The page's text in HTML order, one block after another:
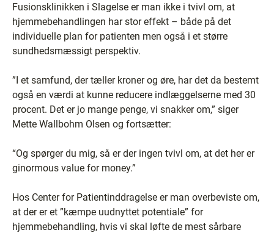
Fusionsklinikken i Slagelse er man ikke i tvivl om, at
hjemmebehandlingen har stor effekt – både på det
individuelle plan for patienten men også i et større
sundhedsmæssigt perspektiv.
”I et samfund, der tæller kroner og øre, har det da bestemt
også en værdi at kunne reducere indlæggelserne med 30
procent. Det er jo mange penge, vi snakker om,” siger
Mette Wallbohm Olsen og fortsætter:
“Og spørger du mig, så er der ingen tvivl om, at det her er
ginormous value for money.”
Hos Center for Patientinddragelse er man overbeviste om,
at der er et ”kæmpe uudnyttet potentiale” for
hjemmebehandling, hvis vi skal løfte de mest sårbare